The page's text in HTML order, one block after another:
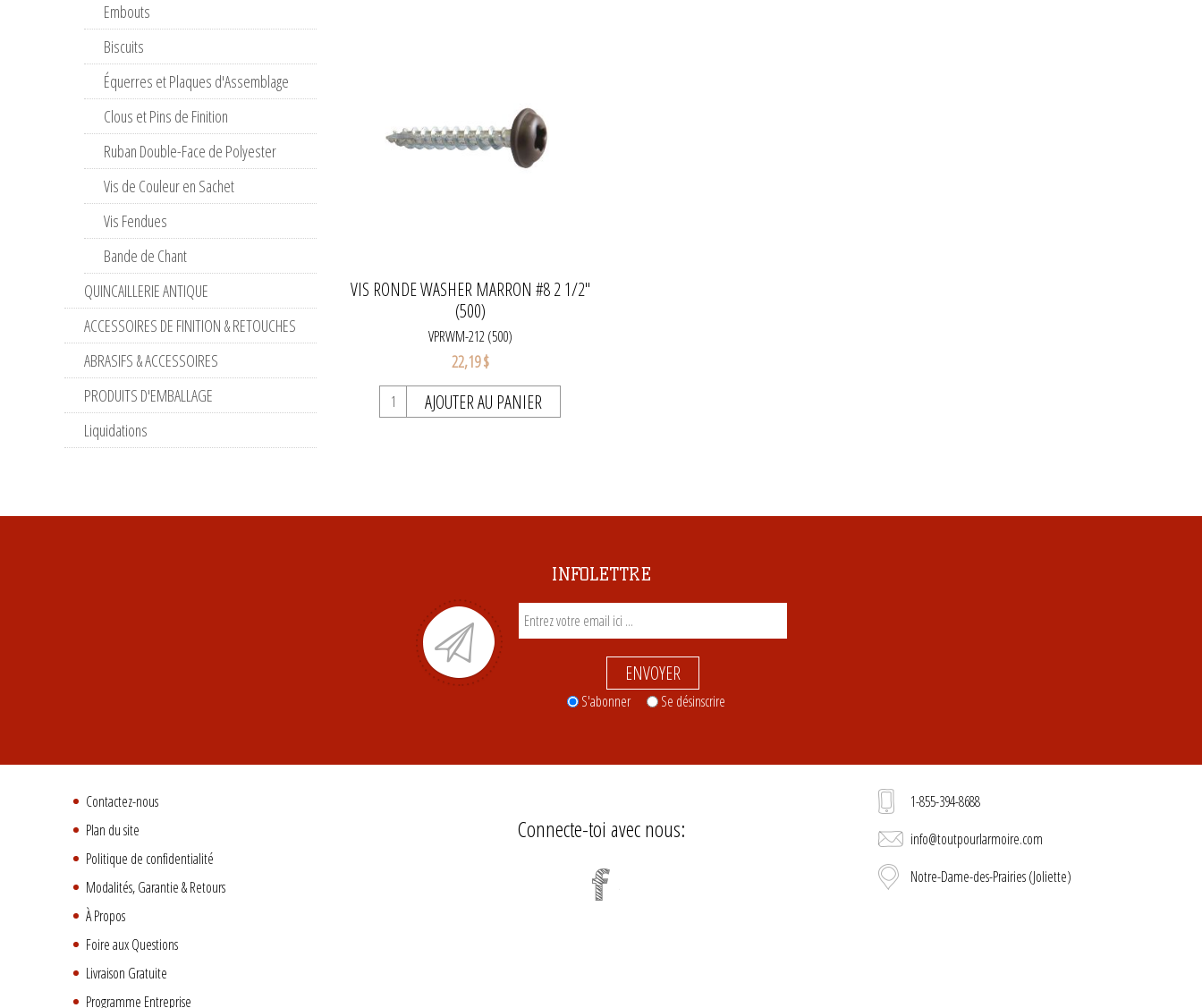
VIS RONDE WASHER MARRON #8 2 1/2"
(500)
VPRWM-212 (500)
22,19 $
AJOUTER AU PANIER
Embouts
Biscuits
Équerres et Plaques d'Assemblage
Clous et Pins de Finition
Ruban Double-Face de Polyester
Vis de Couleur en Sachet
Vis Fendues
Bande de Chant
QUINCAILLERIE ANTIQUE
ACCESSOIRES DE FINITION & RETOUCHES
ABRASIFS & ACCESSOIRES
PRODUITS D'EMBALLAGE
Liquidations
INFOLETTRE
ENVOYER
S'abonner Se désinscrire
Contactez-nous
Plan du site
Politique de confidentialité
Modalités, Garantie & Retours
À Propos
Foire aux Questions
Livraison Gratuite
Programme Entreprise
Connecte-toi avec nous:
1-855-394-8688
info@toutpourlarmoire.com
Notre-Dame-des-Prairies (Joliette)